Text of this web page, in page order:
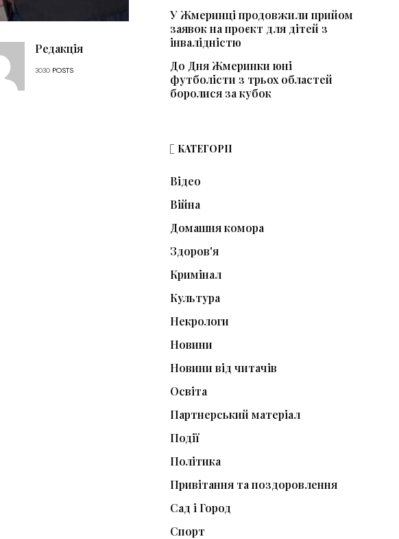
Редакція
3030 POSTS
У Жмеринці продовжили прийом
заявок на проєкт для дітей з
інвалідністю
До Дня Жмеринки юні
футболісти з трьох областей
боролися за кубок
КАТЕГОРІЇ
Відео
Війна
Домашня комора
Здоров'я
Кримінал
Культура
Некрологи
Новини
Новини від читачів
Освіта
Партнерський матеріал
Події
Політика
Привітання та поздоровлення
Сад і Город
Спорт